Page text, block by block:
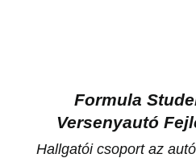
Formula
Versenyautó
Hallgatói csoport az